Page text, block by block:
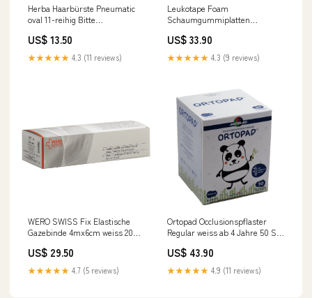
Herba Haarbürste Pneumatic
oval 11-reihig Bitte
auswählen::Herba Haarbürste
Pneumatic oval 11-reihig
US$ 13.50
★★★★★ 4.3 (11 reviews)
Leukotape Foam
Schaumgummiplatten
Packungsgrösse
auswählen::Leukotape Foam
Schaumgummiplatten
US$ 33.90
★★★★★ 4.3 (9 reviews)
WERO SWISS Fix Elastische
Gazebinde 4mx6cm weiss 20
auswählen::WERO SWISS Fix
Elastische Gazebinde 4mx6cm
weiss 20 Stk
US$ 29.50
★★★★★ 4.7 (5 reviews)
Ortopad Occlusionspflaster
Regular weiss ab 4 Jahre 50 Stk
auswählen::Ortopad
Occlusionspflaster Regular
weiss ab 4 Jahre 50 Stk
US$ 43.90
★★★★★ 4.9 (11 reviews)